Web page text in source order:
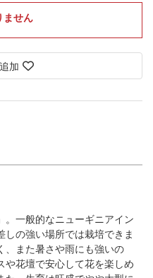
ません
加
。一般的なニューギニアイン
の強い場所では栽培できま
、また暑さや雨にも強いの
や花壇で安心して花を楽しめ